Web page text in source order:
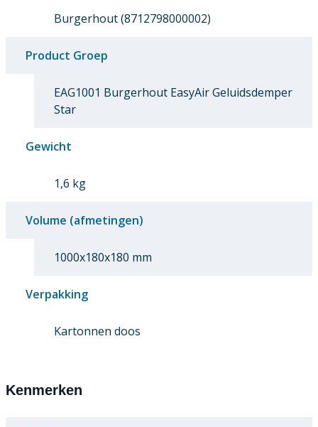
Burgerhout (8712798000002)
Product Groep
EAG1001 Burgerhout EasyAir Geluidsdemper
Star
Gewicht
1,6 kg
Volume (afmetingen)
1000x180x180 mm
Verpakking
Kartonnen doos
Kenmerken